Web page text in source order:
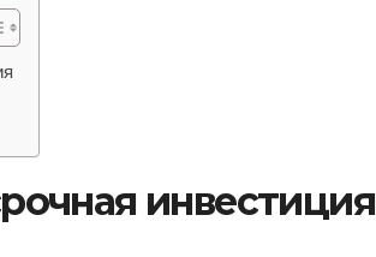
инвестиция